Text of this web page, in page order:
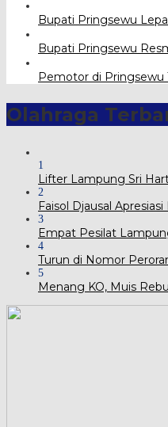
Bupati Pringsewu
Bupati Pringsewu
Pemotor di Pringsewu
Olahraga
1
Lifter Lampung Sri
2
Faisol Djausal
3
Empat Pesilat
4
Turun di Nomor
5
Menang KO, Muis